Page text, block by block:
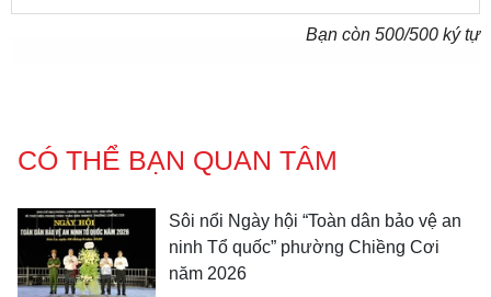
Bạn còn 500/500 ký tự
CÓ THỂ BẠN QUAN TÂM
Sôi nổi Ngày hội “Toàn dân bảo vệ an
ninh Tổ quốc” phường Chiềng Cơi
năm 2026